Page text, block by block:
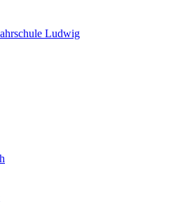
Ludwig